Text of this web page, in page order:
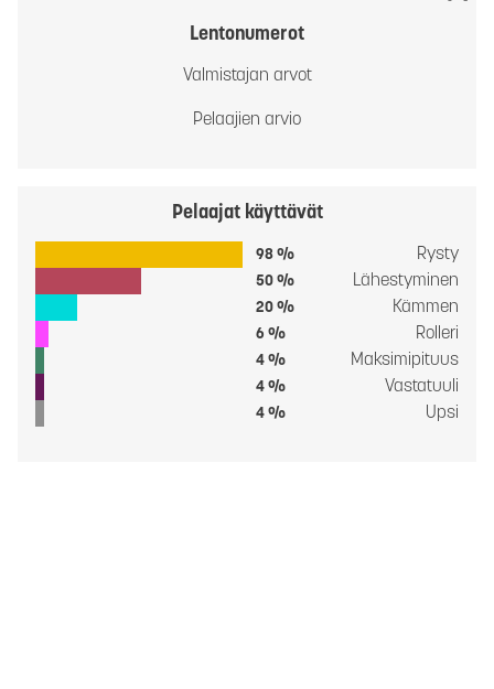
Lentonumerot
Valmistajan arvot
Pelaajien arvio
Pelaajat käyttävät
98 % Rysty
50 % Lähestyminen
20 % Kämmen
6 % Rolleri
4 % Maksimipituus
4 % Vastatuuli
4 % Upsi